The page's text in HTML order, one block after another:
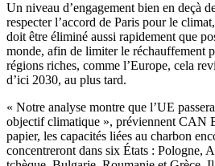
Un niveau d’engagement bien en deçà
respecter l’accord de Paris pour le
doit être éliminé aussi rapidement que
monde, afin de limiter le réchauffement
régions riches, comme l’Europe, cela
d’ici 2030, au plus tard.
« Notre analyse montre que l’UE
objectif climatique », préviennent CAN
papier, les capacités liées au charbon
concentreront dans six États : Pologne,